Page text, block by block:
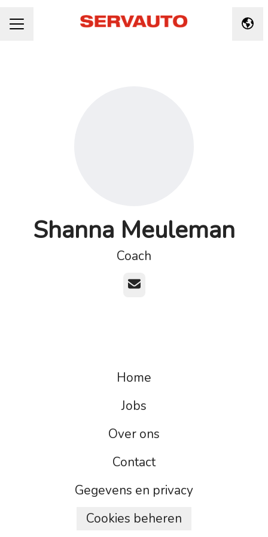
CARRIÈREMENU Taal
Shanna Meuleman
Coach
E-mailadres
Home
Jobs
Over ons
Contact
Gegevens en privacy
Cookies beheren